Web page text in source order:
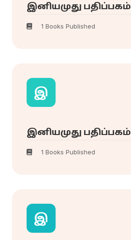
இனியமுது பதிப்பகம்
1 Books Published
இ
இனியமுது பதிப்பகம்,
1 Books Published
இ